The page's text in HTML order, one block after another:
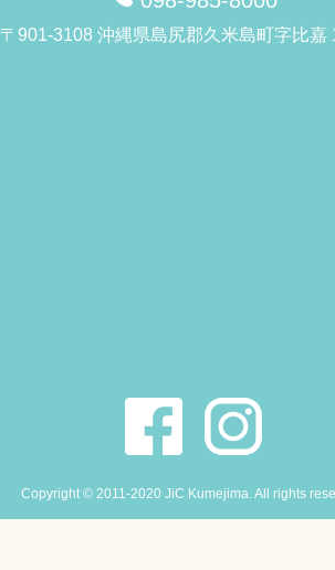
〒901-3108 沖縄県島尻郡久米島町字比嘉
Copyright © 2011-2020 JiC Kumejima. All rights